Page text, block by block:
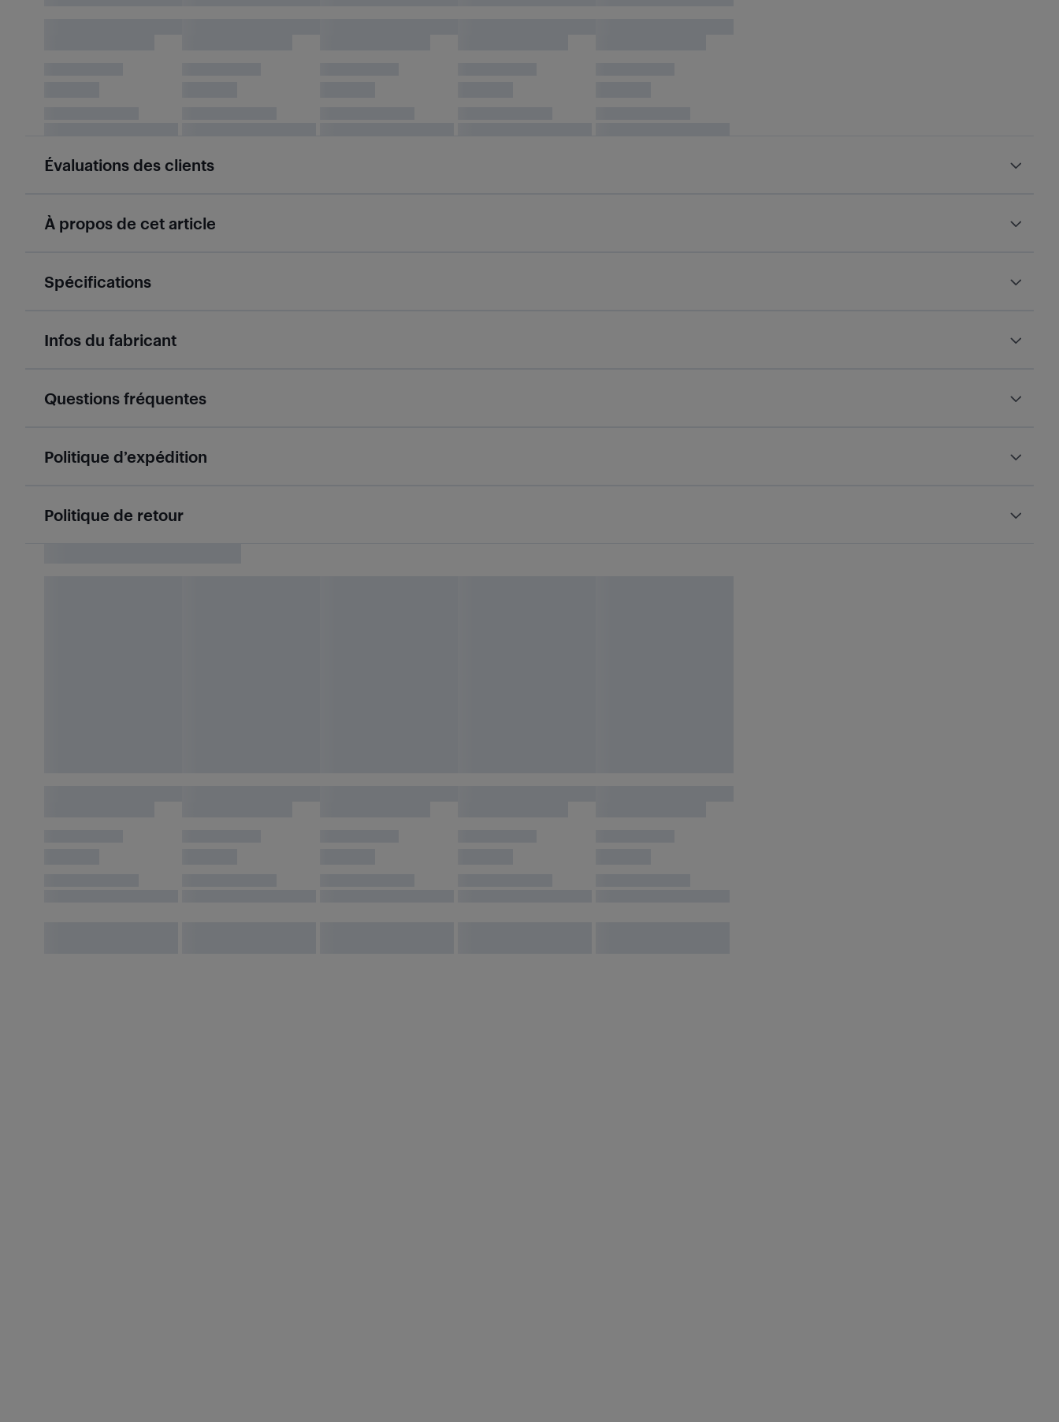
Évaluations des clients
À propos de cet article
Spécifications
Infos du fabricant
Questions fréquentes
Politique d’expédition
Politique de retour